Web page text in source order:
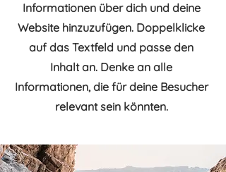
Informationen über dich und deine
Website hinzuzufügen. Doppelklicke
auf das Textfeld und passe den
Inhalt an. Denke an alle
Informationen, die für deine Besucher
relevant sein könnten.